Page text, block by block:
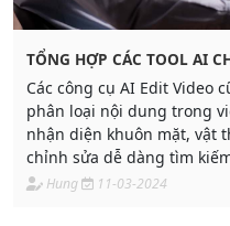
TỔNG HỢP CÁC TOOL AI
Các công cụ AI Edit Video
phân loại nội dung trong
nhận diện khuôn mặt, vật
chỉnh sửa dễ dàng tìm
như áp dụng các hiệu
Hung 11-03-2024